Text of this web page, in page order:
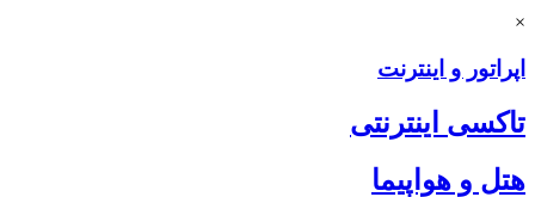
×
اپراتور و اینترنت
تاکسی اینترنتی
هتل و هواپیما